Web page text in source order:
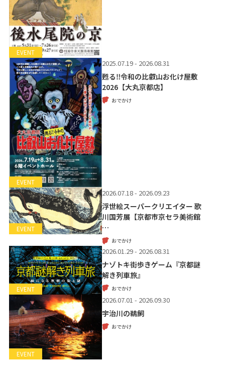
EVENT
EVENT
2025.07.19 - 2026.08.31
甦る‼令和の比叡山お化け屋敷
2026【大丸京都店】
おでかけ
EVENT
2026.07.18 - 2026.09.23
浮世絵スーパークリエイター 歌
川国芳展【京都市京セラ美術館
…
おでかけ
EVENT
2026.01.29 - 2026.08.31
ナゾトキ街歩きゲーム『京都謎
解き列車旅』
おでかけ
EVENT
2026.07.01 - 2026.09.30
宇治川の鵜飼
おでかけ